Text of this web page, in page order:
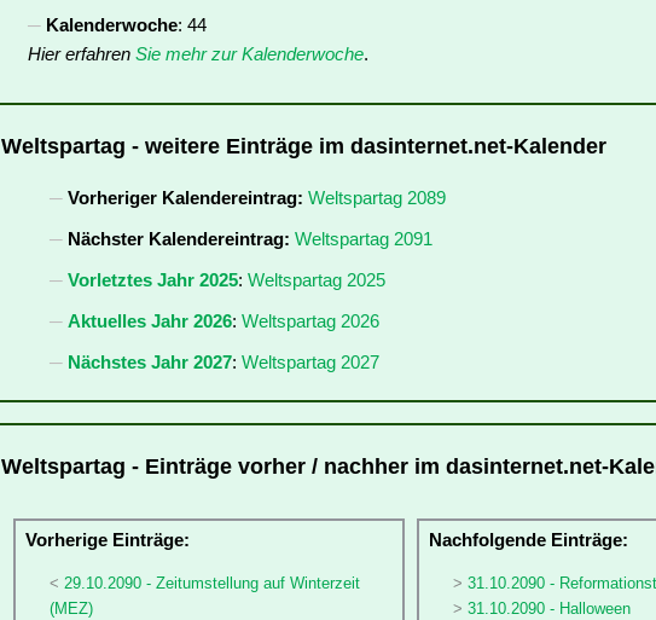
Kalenderwoche: 44
Hier erfahren Sie mehr zur Kalenderwoche.
Weltspartag - weitere Einträge im dasinternet.net-Kalender
Vorheriger Kalendereintrag: Weltspartag 2089
Nächster Kalendereintrag: Weltspartag 2091
Vorletztes Jahr 2025: Weltspartag 2025
Aktuelles Jahr 2026: Weltspartag 2026
Nächstes Jahr 2027: Weltspartag 2027
Weltspartag - Einträge vorher / nachher im dasinternet.net-
Vorherige Einträge:
29.10.2090 - Zeitumstellung auf Winterzeit
(MEZ)
Nachfolgende Einträge:
31.10.2090 -
31.10.2090 - Halloween